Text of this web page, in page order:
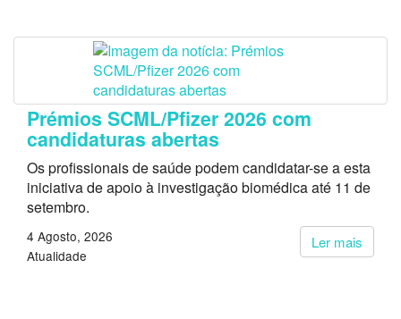
Prémios SCML/Pfizer 2026 com
candidaturas abertas
Os profissionais de saúde podem candidatar-se a esta
iniciativa de apoio à investigação biomédica até 11 de
setembro.
Ler mais
4 Agosto, 2026
Atualidade